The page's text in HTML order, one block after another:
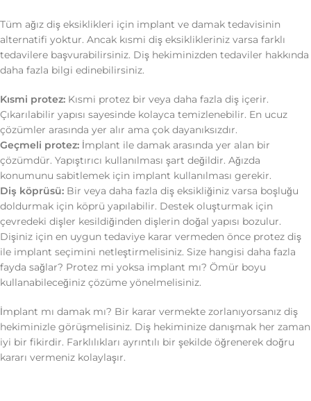
Tüm ağız diş eksiklikleri için implant ve damak tedavisinin
alternatifi yoktur. Ancak kısmi diş eksiklikleriniz varsa farklı
tedavilere başvurabilirsiniz. Diş hekiminizden tedaviler hakkında
daha fazla bilgi edinebilirsiniz.
Kısmi protez: Kısmi protez bir veya daha fazla diş içerir.
Çıkarılabilir yapısı sayesinde kolayca temizlenebilir. En ucuz
çözümler arasında yer alır ama çok dayanıksızdır.
Geçmeli protez: İmplant ile damak arasında yer alan bir
çözümdür. Yapıştırıcı kullanılması şart değildir. Ağızda
konumunu sabitlemek için implant kullanılması gerekir.
Diş köprüsü: Bir veya daha fazla diş eksikliğiniz varsa boşluğu
doldurmak için köprü yapılabilir. Destek oluşturmak için
çevredeki dişler kesildiğinden dişlerin doğal yapısı bozulur.
Dişiniz için en uygun tedaviye karar vermeden önce protez diş
ile implant seçimini netleştirmelisiniz. Size hangisi daha fazla
fayda sağlar? Protez mi yoksa implant mı? Ömür boyu
kullanabileceğiniz çözüme yönelmelisiniz.
İmplant mı damak mı? Bir karar vermekte zorlanıyorsanız diş
hekiminizle görüşmelisiniz. Diş hekiminize danışmak her zaman
iyi bir fikirdir. Farklılıkları ayrıntılı bir şekilde öğrenerek doğru
kararı vermeniz kolaylaşır.